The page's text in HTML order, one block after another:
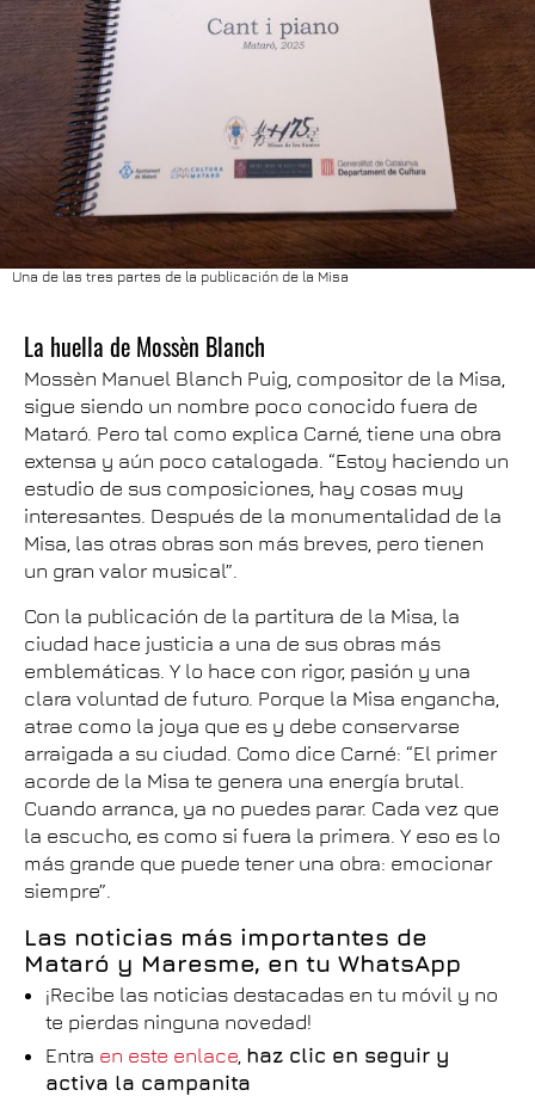
Una de las tres partes de la publicación de la Misa
La huella de Mossèn Blanch
Mossèn Manuel Blanch Puig, compositor de la Misa,
sigue siendo un nombre poco conocido fuera de
Mataró. Pero tal como explica Carné, tiene una obra
extensa y aún poco catalogada. “Estoy haciendo un
estudio de sus composiciones, hay cosas muy
interesantes. Después de la monumentalidad de la
Misa, las otras obras son más breves, pero tienen
un gran valor musical”.
Con la publicación de la partitura de la Misa, la
ciudad hace justicia a una de sus obras más
emblemáticas. Y lo hace con rigor, pasión y una
clara voluntad de futuro. Porque la Misa engancha,
atrae como la joya que es y debe conservarse
arraigada a su ciudad. Como dice Carné: “El primer
acorde de la Misa te genera una energía brutal.
Cuando arranca, ya no puedes parar. Cada vez que
la escucho, es como si fuera la primera. Y eso es lo
más grande que puede tener una obra: emocionar
siempre”.
Las noticias más importantes de
Mataró y Maresme, en tu WhatsApp
¡Recibe las noticias destacadas en tu móvil y no
te pierdas ninguna novedad!
Entra en este enlace haz clic en seguir y
activa la campanita